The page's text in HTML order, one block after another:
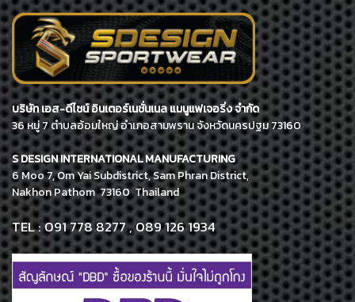
บริษัท เอส-ดีไซน์ อินเตอร์เนชั่นเนล แมนูแฟเจอริ่ง จำกัด
36 หมู่ 7 ตำบลอ้อมใหญ่ อำเภอสามพราน จังหวัดนครปฐม 73160
S DESIGN INTERNATIONAL MANUFACTURING
6 Moo 7, Om Yai Subdistrict, Sam Phran District,
Nakhon Pathom 73160 Thailand
TEL : 091 778 8277 , 089 126 1934